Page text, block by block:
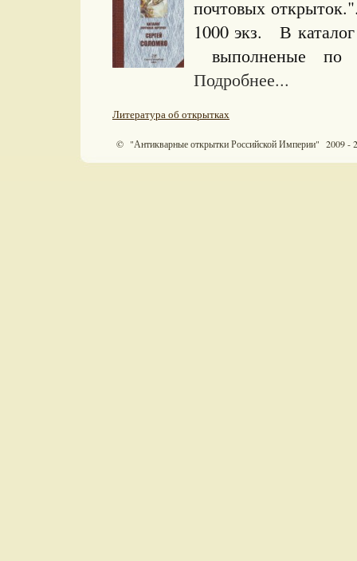
почтовых
1000 экз. В
выполненые по
Подробнее...
Литература об открытках
© "Антикварные открытки Российской Империи" 2009 -